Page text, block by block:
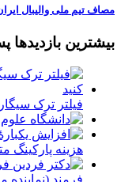
مصاف تیم ملی والیبال
بیشترین بازدیدها
فیلتر ترک
هزینه پارکینگ
فرمند